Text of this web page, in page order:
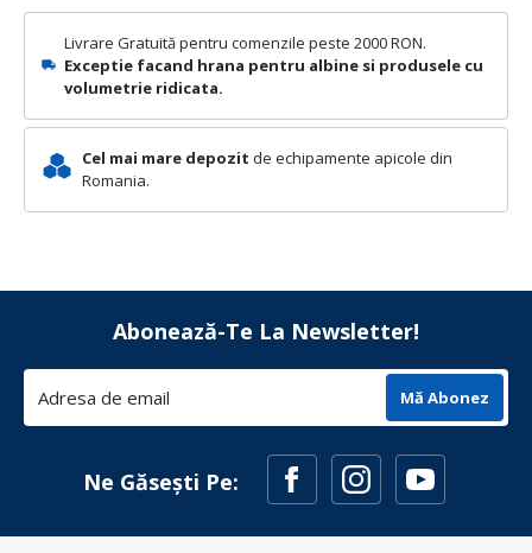
Livrare Gratuită pentru comenzile peste 2000 RON.
Exceptie facand hrana pentru albine si produsele cu
volumetrie ridicata.
Cel mai mare depozit de echipamente apicole din
Romania.
Abonează-Te La Newsletter!
Mă Abonez
Ne Găsești Pe: